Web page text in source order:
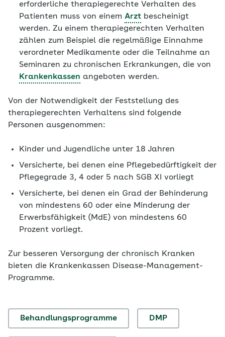
erforderliche therapiegerechte Verhalten des
Patienten muss von einem Arzt bescheinigt
werden. Zu einem therapiegerechten Verhalten
zählen zum Beispiel die regelmäßige Einnahme
verordneter Medikamente oder die Teilnahme an
Seminaren zu chronischen Erkrankungen, die von
Krankenkassen angeboten werden.
Von der Notwendigkeit der Feststellung des
therapiegerechten Verhaltens sind folgende
Personen ausgenommen:
Kinder und Jugendliche unter 18 Jahren
Versicherte, bei denen eine Pflegebedürftigkeit der
Pflegegrade 3, 4 oder 5 nach SGB XI vorliegt
Versicherte, bei denen ein Grad der Behinderung
von mindestens 60 oder eine Minderung der
Erwerbsfähigkeit (MdE) von mindestens 60
Prozent vorliegt.
Zur besseren Versorgung der chronisch Kranken
bieten die Krankenkassen Disease-Management-
Programme.
Behandlungsprogramme DMP